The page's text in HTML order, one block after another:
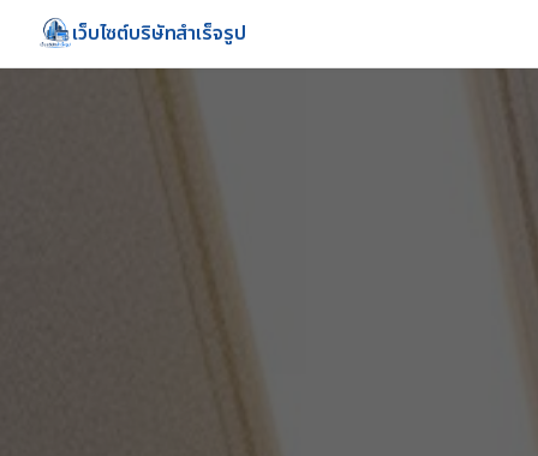
เว็บไซต์บริษัทสำเร็จรูป